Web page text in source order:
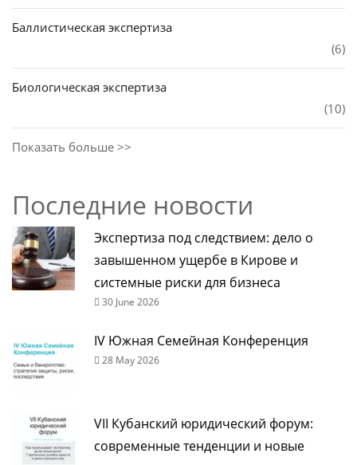
Баллистическая экспертиза
(6)
Биологическая экспертиза
(10)
Показать больше >>
Последние новости
Экспертиза под следствием: дело о
завышенном ущербе в Кирове и
системные риски для бизнеса
30 June 2026
IV Южная Семейная Конференция
28 May 2026
VII Кубанский юридический форум:
современные тенденции и новые